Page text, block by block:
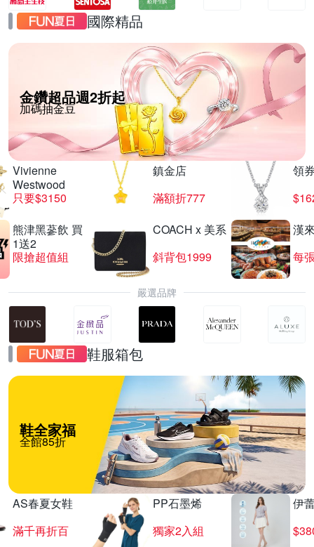
國際精品
金鑽超品週2折起
加碼抽金豆
Vivienne
Westwood
只要$3150
鎮金店
滿額折777
領
熊津黑蔘飲 買
1送2
限搶超值組
COACH x 美系
斜背包1999
漢
每
嚴選品牌
鞋服箱包
鞋全家福
全館85折
AS春夏女鞋
滿千再折百
PP石墨烯
獨家2入組
伊